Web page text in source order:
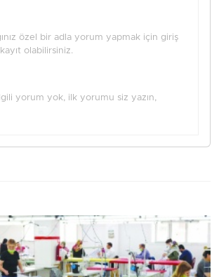
özel bir adla yorum yapmak için giriş
olabilirsiniz.
yorum yok, ilk yorumu siz yazın,